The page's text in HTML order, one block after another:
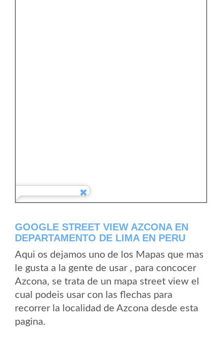
GOOGLE STREET VIEW AZCONA EN
DEPARTAMENTO DE LIMA EN PERU
Aqui os dejamos uno de los Mapas que mas
le gusta a la gente de usar , para concocer
Azcona, se trata de un mapa street view el
cual podeis usar con las flechas para
recorrer la localidad de Azcona desde esta
pagina.